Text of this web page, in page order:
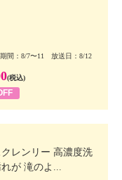
間：8/7〜11 放送日：8/12
(税込)
クレンリー 高濃度洗
が 滝のよ...